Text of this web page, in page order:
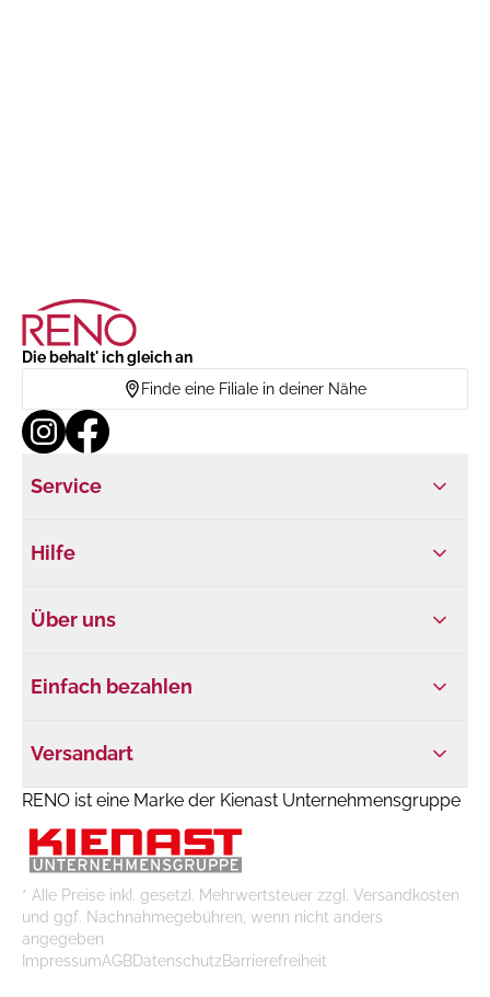
Die behalt' ich gleich an
Finde eine Filiale in deiner Nähe
Service
Hilfe
Über uns
Einfach bezahlen
Versandart
RENO ist eine Marke der Kienast Unternehmensgruppe
* Alle Preise inkl. gesetzl. Mehrwertsteuer zzgl. Versandkosten
und ggf. Nachnahmegebühren, wenn nicht anders
angegeben
ImpressumAGBDatenschutzBarrierefreiheit